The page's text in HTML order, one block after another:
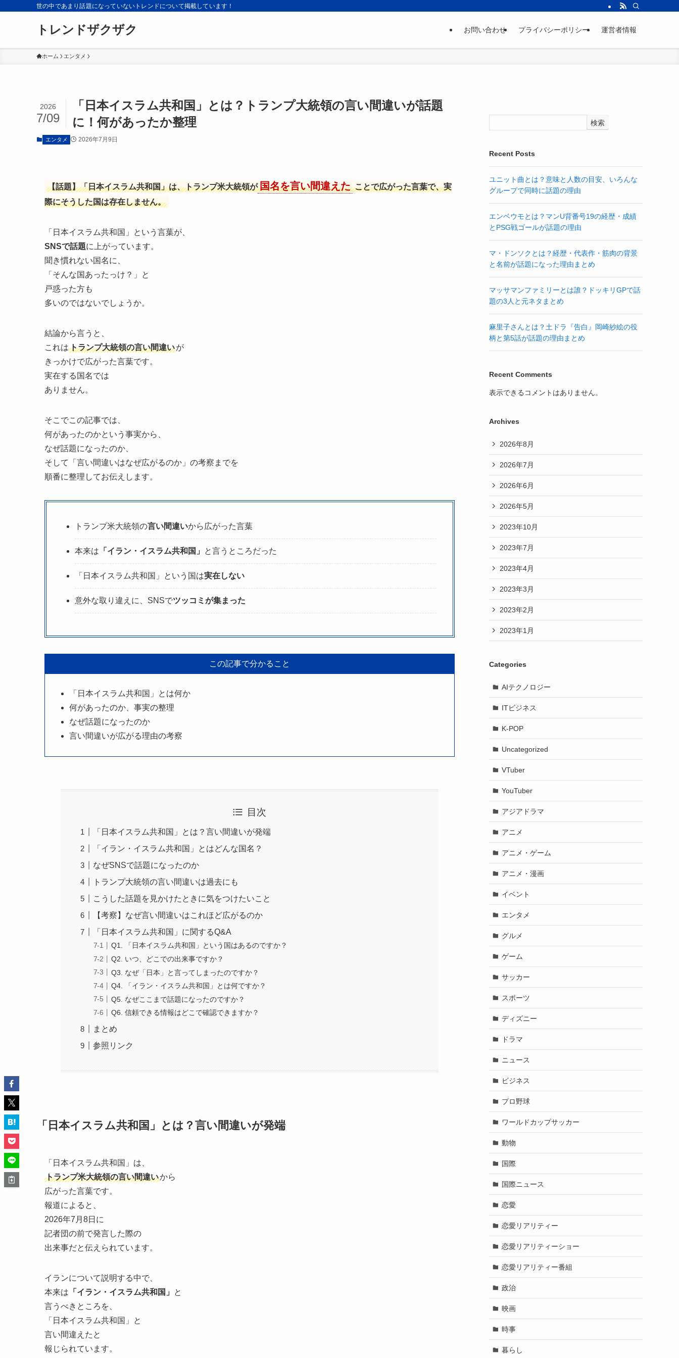
世の中であまり話題になっていないトレンドについて掲載しています！
トレンドザクザク お問い合わせ プライバシーポリシー 運営者情報
ホーム エンタメ
「日本イスラム共和国」とは？トランプ大統領の言い間違いが話題
に！何があったか整理
2026
7/09
エンタメ 2026年7月9日
【話題】「日本イスラム共和国」は、トランプ米大統領が 国名を言い間違えた ことで広がった言葉で、実
際にそうした国は存在しません。
「日本イスラム共和国」という言葉が、
SNSで話題に上がっています。
聞き慣れない国名に、
「そんな国あったっけ？」と
戸惑った方も
多いのではないでしょうか。
結論から言うと、
これはトランプ大統領の言い間違いが
きっかけで広がった言葉です。
実在する国名では
ありません。
そこでこの記事では、
何があったのかという事実から、
なぜ話題になったのか、
そして「言い間違いはなぜ広がるのか」の考察までを
順番に整理してお伝えします。
トランプ米大統領の言い間違いから広がった言葉
本来は 「イラン・イスラム共和国」 と言うところだった
「日本イスラム共和国」という国は実在しない
意外な取り違えに、SNSでツッコミが集まった
この記事で分かること
「日本イスラム共和国」とは何か
何があったのか、事実の整理
なぜ話題になったのか
言い間違いが広がる理由の考察
目次
「日本イスラム共和国」とは？言い間違いが発端
「イラン・イスラム共和国」とはどんな国名？
なぜSNSで話題になったのか
トランプ大統領の言い間違いは過去にも
こうした話題を見かけたときに気をつけたいこと
【考察】なぜ言い間違いはこれほど広がるのか
「日本イスラム共和国」に関するQ&A
Q1. 「日本イスラム共和国」という国はあるのですか？
Q2. いつ、どこでの出来事ですか？
Q3. なぜ「日本」と言ってしまったのですか？
Q4. 「イラン・イスラム共和国」とは何ですか？
Q5. なぜここまで話題になったのですか？
Q6. 信頼できる情報はどこで確認できますか？
まとめ
参照リンク
「日本イスラム共和国」とは？言い間違いが発端
「日本イスラム共和国」は、
トランプ米大統領の言い間違いから
広がった言葉です。
報道によると、
2026年7月8日に
記者団の前で発言した際の
出来事だと伝えられています。
イランについて説明する中で、
本来は 「イラン・イスラム共和国」
と
言うべきところを、
「日本イスラム共和国」と
言い間違えたと
報じられています。
検索
Recent Posts
ユニット曲とは？意味と人数の目安、いろんな
グループで同時に話題の理由
エンベウモとは？マンU背番号19の経歴・成績
とPSG戦ゴールが話題の理由
マ・ドンソクとは？経歴・代表作・筋肉の背景
と名前が話題になった理由まとめ
マッサマンファミリーとは誰？ドッキリGPで話
題の3人と元ネタまとめ
麻里子さんとは？土ドラ『告白』岡崎紗絵の役
柄と第5話が話題の理由まとめ
Recent Comments
表示できるコメントはありません。
Archives
2026年8月
2026年7月
2026年6月
2026年5月
2023年10月
2023年7月
2023年4月
2023年3月
2023年2月
2023年1月
Categories
AIテクノロジー
ITビジネス
K-POP
Uncategorized
VTuber
YouTuber
アジアドラマ
アニメ
アニメ・ゲーム
アニメ・漫画
イベント
エンタメ
グルメ
ゲーム
サッカー
スポーツ
ディズニー
ドラマ
ニュース
ビジネス
プロ野球
ワールドカップサッカー
動物
国際
国際ニュース
恋愛
恋愛リアリティー
恋愛リアリティーショー
恋愛リアリティー番組
政治
映画
時事
暮らし